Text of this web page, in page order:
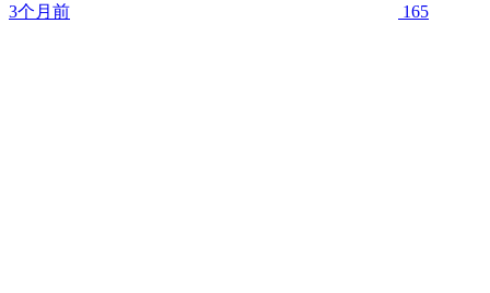
3个月前 165